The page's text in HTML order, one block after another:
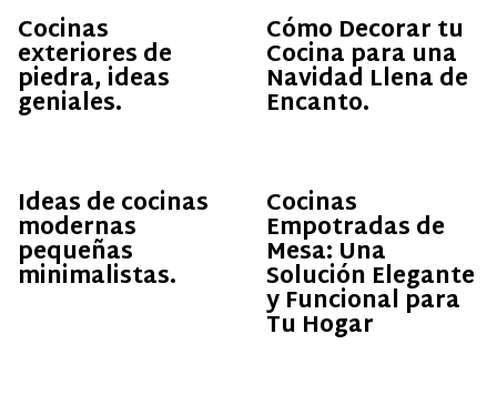
Cocinas
exteriores de
piedra, ideas
geniales.
Cómo Decorar tu
Cocina para una
Navidad Llena de
Encanto.
Ideas de cocinas
modernas
pequeñas
minimalistas.
Cocinas
Empotradas de
Mesa: Una
Solución Elegante
y Funcional para
Tu Hogar